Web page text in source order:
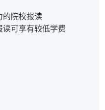
的院校报读
可享有较低学费